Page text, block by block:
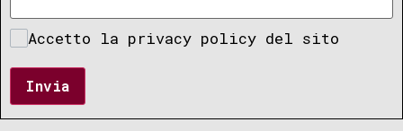
Accetto la privacy policy del sito
Invia